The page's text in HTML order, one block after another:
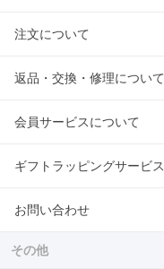
注文について
返品・交換・修理について
会員サービスについて
ギフトラッピングサービス
お問い合わせ
その他